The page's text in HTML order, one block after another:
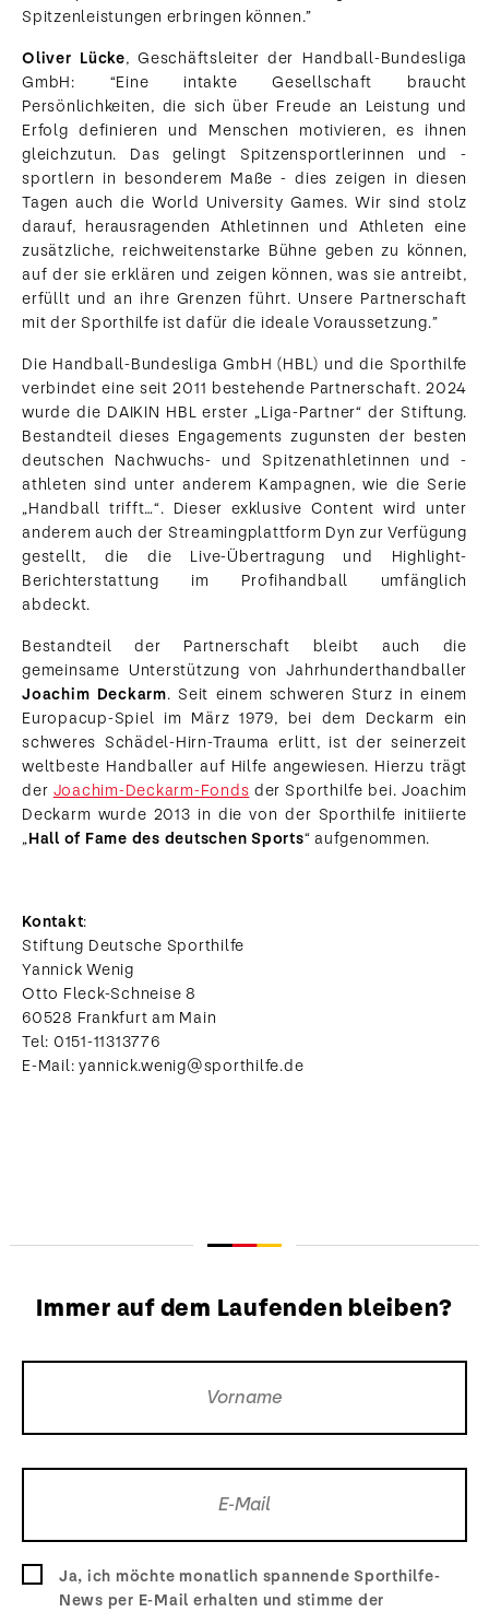
Spitzenleistungen erbringen können.”
Oliver Lücke, Geschäftsleiter der Handball-Bundesliga
GmbH: “Eine intakte Gesellschaft braucht
Persönlichkeiten, die sich über Freude an Leistung und
Erfolg definieren und Menschen motivieren, es ihnen
gleichzutun. Das gelingt Spitzensportlerinnen und -
sportlern in besonderem Maße - dies zeigen in diesen
Tagen auch die World University Games. Wir sind stolz
darauf, herausragenden Athletinnen und Athleten eine
zusätzliche, reichweitenstarke Bühne geben zu können,
auf der sie erklären und zeigen können, was sie antreibt,
erfüllt und an ihre Grenzen führt. Unsere Partnerschaft
mit der Sporthilfe ist dafür die ideale Voraussetzung.”
Die Handball-Bundesliga GmbH (HBL) und die Sporthilfe
verbindet eine seit 2011 bestehende Partnerschaft. 2024
wurde die DAIKIN HBL erster „Liga-Partner“ der Stiftung.
Bestandteil dieses Engagements zugunsten der besten
deutschen Nachwuchs- und Spitzenathletinnen und -
athleten sind unter anderem Kampagnen, wie die Serie
„Handball trifft…“. Dieser exklusive Content wird unter
anderem auch der Streamingplattform Dyn zur Verfügung
gestellt, die die Live-Übertragung und Highlight-
Berichterstattung im Profihandball umfänglich
abdeckt.
Bestandteil der Partnerschaft bleibt auch die
gemeinsame Unterstützung von Jahrhunderthandballer
Joachim Deckarm. Seit einem schweren Sturz in einem
Europacup-Spiel im März 1979, bei dem Deckarm ein
schweres Schädel-Hirn-Trauma erlitt, ist der seinerzeit
weltbeste Handballer auf Hilfe angewiesen. Hierzu trägt
der Joachim-Deckarm-Fonds der Sporthilfe bei. Joachim
Deckarm wurde 2013 in die von der Sporthilfe initiierte
„Hall of Fame des deutschen Sports“ aufgenommen.
Kontakt:
Stiftung Deutsche Sporthilfe
Yannick Wenig
Otto Fleck-Schneise 8
60528 Frankfurt am Main
Tel: 0151-11313776
E-Mail: yannick.wenig@sporthilfe.de
Immer auf dem Laufenden bleiben?
Ja, ich möchte monatlich spannende Sporthilfe-
News per E-Mail erhalten und stimme der